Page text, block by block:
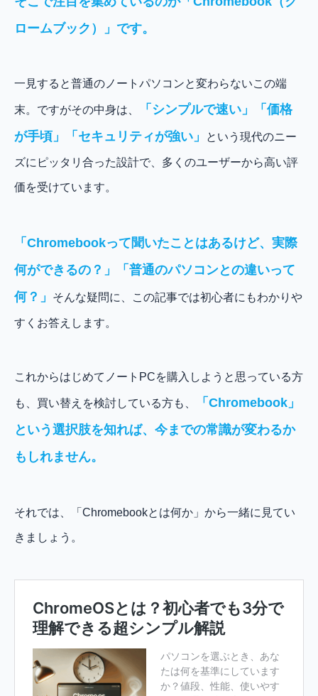
ロームブック）」です。
一見すると普通のノートパソコンと変わらないこの端
末。ですがその中身は、
「シンプルで速い」「価格
が手頃」「セキュリティが強い」
という現代のニー
ズにピッタリ合った設計で、多くのユーザーから高い評
価を受けています。
「Chromebookって聞いたことはあるけど、実際
何ができるの？」「普通のパソコンとの違いって
何？」
そんな疑問に、この記事では初心者にもわかりや
すくお答えします。
これからはじめてノートPCを購入しようと思っている方
も、買い替えを検討している方も、
「Chromebook」
という選択肢を知れば、今までの常識が変わるか
もしれません。
それでは、「Chromebookとは何か」から一緒に見てい
きましょう。